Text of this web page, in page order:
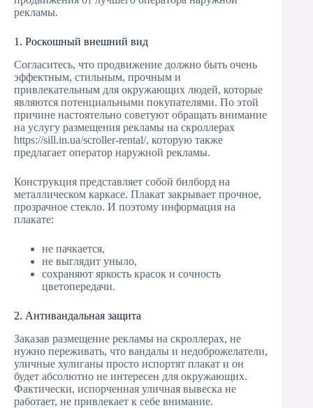
рекламы.
1. Роскошный внешний вид
Согласитесь, что продвижение должно быть очень
эффектным, стильным, прочным и
привлекательным для окружающих людей, которые
являются потенциальными покупателями. По этой
причине настоятельно советуют обращать внимание
на услугу размещения рекламы на скроллерах
https://sill.in.ua/scroller-rental/, которую также
предлагает оператор наружной рекламы.
Конструкция представляет собой билборд на
металлическом каркасе. Плакат закрывает прочное,
прозрачное стекло. И поэтому информация на
плакате:
не пачкается,
не выглядит уныло,
сохраняют яркость красок и сочность
цветопередачи.
2. Антивандальная защита
Заказав размещение рекламы на скроллерах, не
нужно переживать, что вандалы и недоброжелатели,
уличные хулиганы просто испортят плакат и он
будет абсолютно не интересен для окружающих.
Фактически, испорченная уличная вывеска не
работает, не привлекает к себе внимание.